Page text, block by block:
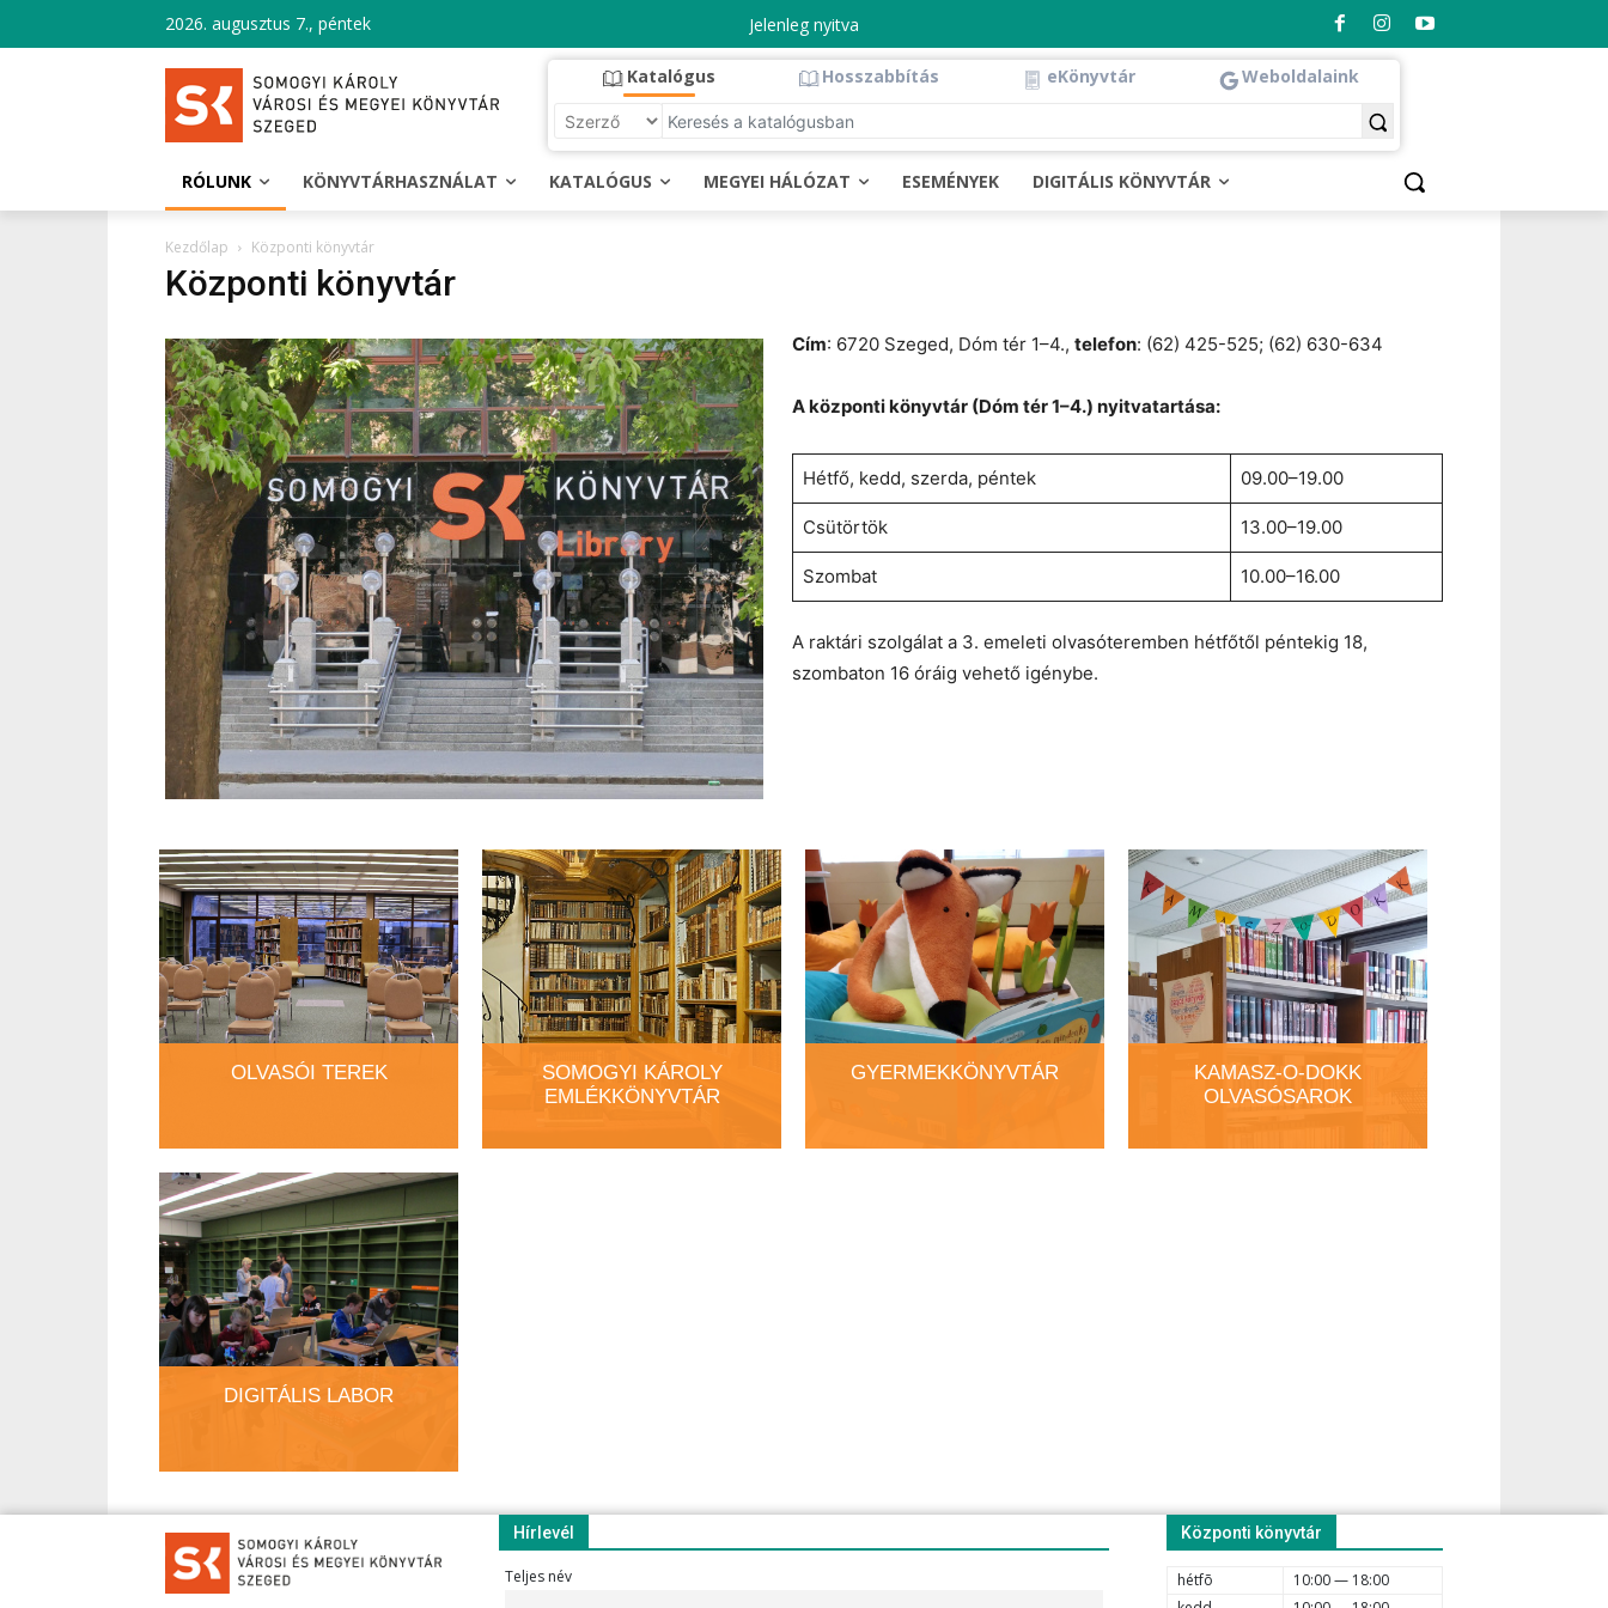
2026. augusztus 7., péntek Jelenleg nyitva
Katalógus Hosszabbítás eKönyvtár Weboldalaink
RÓLUNK KÖNYVTÁRHASZNÁLAT KATALÓGUS MEGYEI HÁLÓZAT ESEMÉNYEK DIGITÁLIS KÖNYVTÁR
Kezdőlap Központi könyvtár
Központi könyvtár
Cím: 6720 Szeged, Dóm tér 1–4., telefon: (62) 425-525; (62) 630-634
A központi könyvtár (Dóm tér 1–4.) nyitvatartása:
Hétfő, kedd, szerda, péntek 09.00–19.00
Csütörtök 13.00–19.00
Szombat 10.00–16.00
A raktári szolgálat a 3. emeleti olvasóteremben hétfőtől péntekig 18,
szombaton 16 óráig vehető igénybe.
OLVASÓI TEREK
SOMOGYI KÁROLY
EMLÉKKÖNYVTÁR
GYERMEKKÖNYVTÁR
KAMASZ-O-DOKK
OLVASÓSAROK
DIGITÁLIS LABOR
Hírlevél
Teljes név
Központi könyvtár
hétfõ
10:00 — 18:00